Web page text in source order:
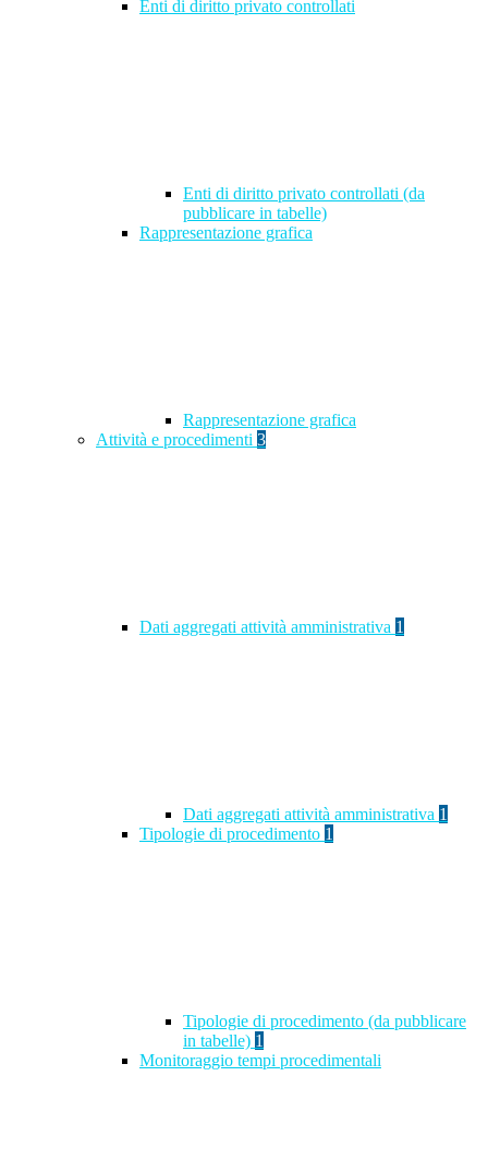
Enti di diritto privato controllati
Enti di diritto privato controllati (da
pubblicare in tabelle)
Rappresentazione grafica
Rappresentazione grafica
Attività e procedimenti 3
Dati aggregati attività amministrativa 1
Dati aggregati attività amministrativa 1
Tipologie di procedimento 1
Tipologie di procedimento (da pubblicare
in tabelle) 1
Monitoraggio tempi procedimentali